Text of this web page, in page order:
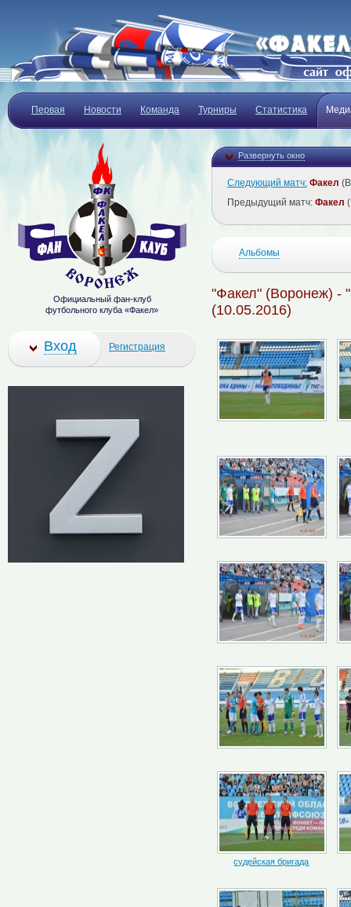
Первая Новости Команда Турниры Статистика
Развернуть окно
Следующий матч: Факел
Предыдущий матч: Факел
Альбомы
"Факел" (Воронеж) -
(10.05.2016)
судейская бригада
Официальный фан-клуб
футбольного клуба «Факел»
Вход Регистрация